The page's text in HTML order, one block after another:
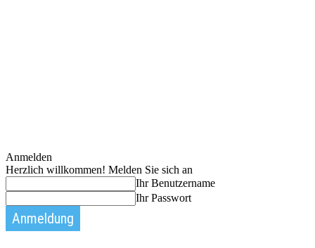
Anmelden
Herzlich willkommen! Melden Sie sich an
Ihr Benutzername
Ihr Passwort